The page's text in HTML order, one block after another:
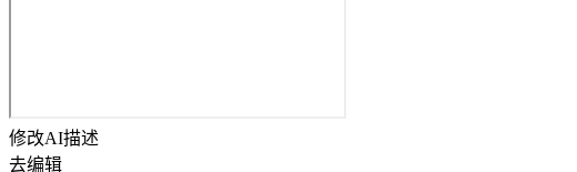
修改AI描述
去编辑